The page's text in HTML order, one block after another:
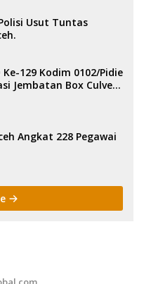
Usut Tuntas
129 Kodim 0102/Pidie
Jembatan Box Culvert
Angkat 228 Pegawai